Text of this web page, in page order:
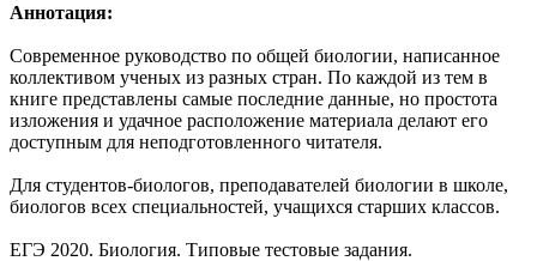
Аннотация:
Современное руководство по общей биологии, написанное
коллективом ученых из разных стран. По каждой из тем в
книге представлены самые последние данные, но простота
изложения и удачное расположение материала делают его
доступным для неподготовленного читателя.
Для студентов-биологов, преподавателей биологии в школе,
биологов всех специальностей, учащихся старших классов.
ЕГЭ 2020. Биология. Типовые тестовые задания.